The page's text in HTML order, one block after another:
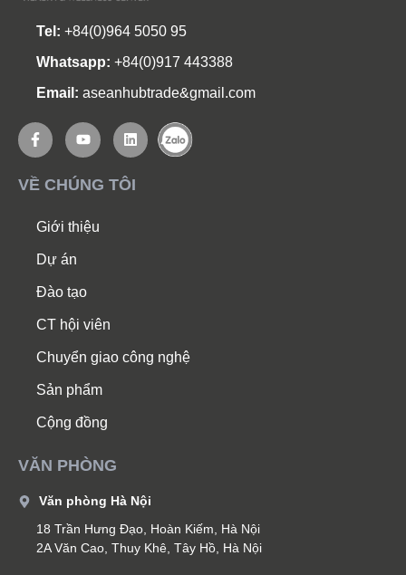
Tel: +84(0)964 5050 95
Whatsapp: +84(0)917 443388
Email: aseanhubtrade&gmail.com
VỀ CHÚNG TÔI
Giới thiệu
Dự án
Đào tạo
CT hội viên
Chuyển giao công nghệ
Sản phẩm
Cộng đồng
VĂN PHÒNG
Văn phòng Hà Nội
18 Trần Hưng Đạo, Hoàn Kiếm, Hà Nội
2A Văn Cao, Thuy Khê, Tây Hồ, Hà Nội